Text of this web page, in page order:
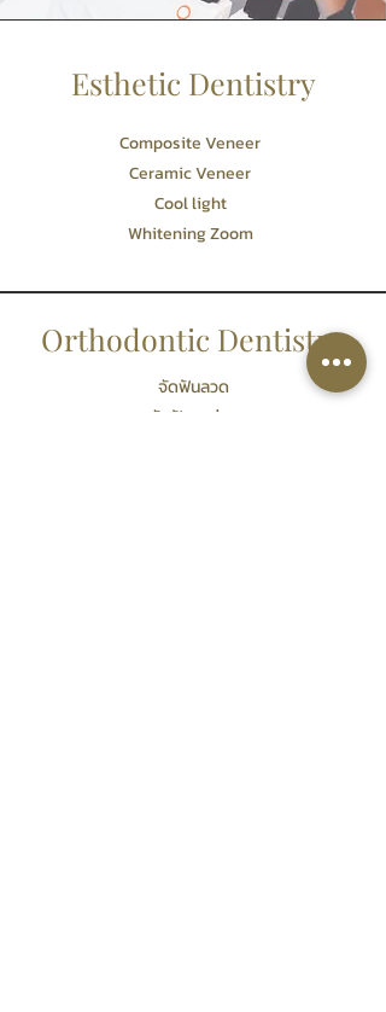
Esthetic Dentistry
Composite Veneer
Ceramic Veneer
Cool light
Whitening Zoom
Orthodontic Dentistry
จัดฟันลวด
จัดฟันดาม่อน